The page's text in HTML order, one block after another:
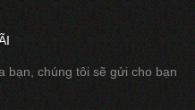
bạn, chúng tôi sẽ gửi cho bạn